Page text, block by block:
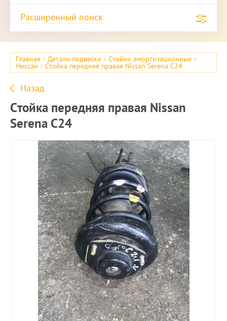
Расширенный поиск
Главная Детали подвески Стойки амортизационные
Ниссан Стойка передняя правая Nissan Serena C24
Назад
Стойка передняя правая Nissan
Serena C24